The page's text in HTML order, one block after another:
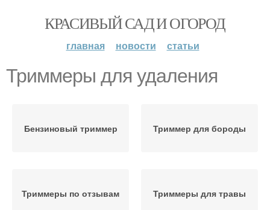
КРАСИВЫЙ САД И ОГОРОД
главная новости статьи
Триммеры для удаления
Бензиновый триммер Триммер для бороды
Триммеры по отзывам Триммеры для травы